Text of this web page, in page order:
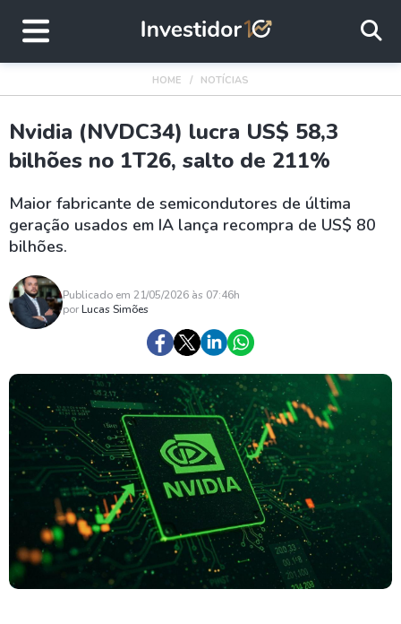
HOME NOTÍCIAS
Nvidia (NVDC34) lucra US$ 58,3
bilhões no 1T26, salto de 211%
Maior fabricante de semicondutores de última
geração usados em IA lança recompra de US$ 80
bilhões.
Publicado em 21/05/2026 às 07:46h
porLucas Simões